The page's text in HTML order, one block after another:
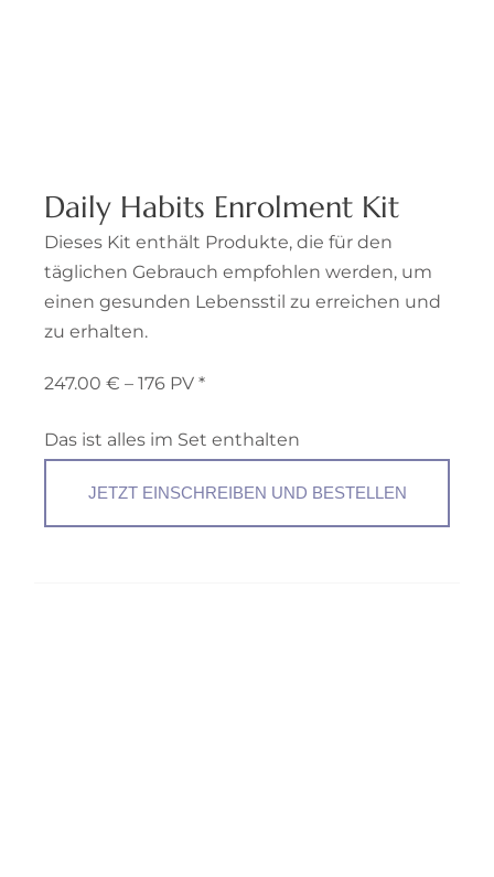
Daily Habits Enrolment Kit
Dieses Kit enthält Produkte, die für den
täglichen Gebrauch empfohlen werden, um
einen gesunden Lebensstil zu erreichen und
zu erhalten.
247.00 € – 176 PV *
Das ist alles im Set enthalten
JETZT EINSCHREIBEN UND BESTELLEN